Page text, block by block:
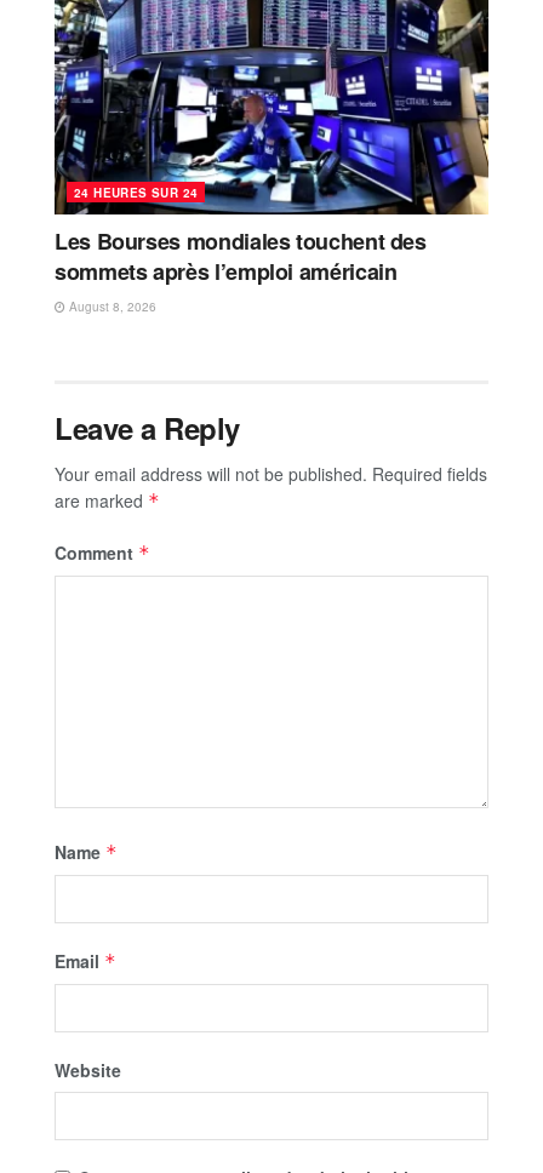
24 HEURES SUR 24
Les Bourses mondiales touchent des
sommets après l’emploi américain
August 8, 2026
Leave a Reply
Your email address will not be published. Required fields
are marked *
Comment *
Name *
Email *
Website